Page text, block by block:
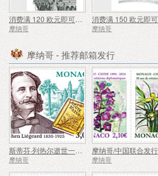
消费满 120 欧元即可获赠免费礼品 - 夏季特惠
摩纳哥 摩纳哥
摩纳哥 - 推荐邮箱发行
斯蒂芬·列热尔逝世一百周年
摩纳哥 摩纳哥